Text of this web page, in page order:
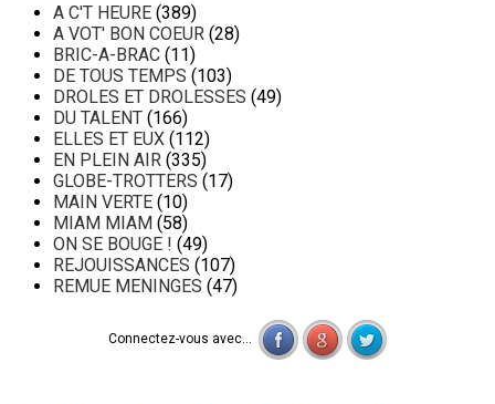
A C'T HEURE (389)
A VOT' BON COEUR (28)
BRIC-A-BRAC (11)
DE TOUS TEMPS (103)
DROLES ET DROLESSES (49)
DU TALENT (166)
ELLES ET EUX (112)
EN PLEIN AIR (335)
GLOBE-TROTTERS (17)
MAIN VERTE (10)
MIAM MIAM (58)
ON SE BOUGE ! (49)
REJOUISSANCES (107)
REMUE MENINGES (47)
Connectez-vous avec...